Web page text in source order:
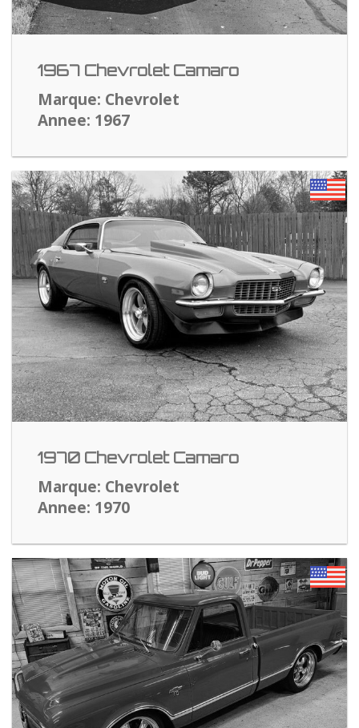
1967 Chevrolet Camaro
Marque: Chevrolet
Annee: 1967
1970 Chevrolet Camaro
Marque: Chevrolet
Annee: 1970